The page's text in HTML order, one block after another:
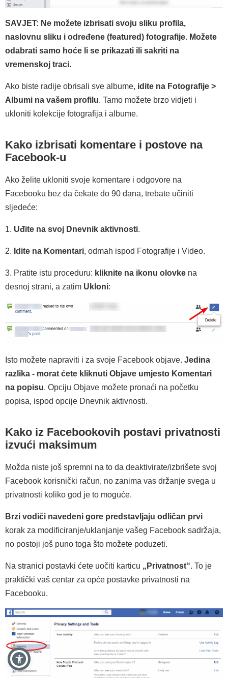
SAVJET: Ne možete izbrisati svoju sliku profila,
naslovnu sliku i određene (featured) fotografije. Možete
odabrati samo hoće li se prikazati ili sakriti na
vremenskoj traci.
Ako biste radije obrisali sve albume, idite na Fotografije >
Albumi na vašem profilu. Tamo možete brzo vidjeti i
ukloniti kolekcije fotografija i albume.
Kako izbrisati komentare i postove na
Facebook-u
Ako želite ukloniti svoje komentare i odgovore na
Facebooku bez da čekate do 90 dana, trebate učiniti
sljedeće:
1. Uđite na svoj Dnevnik aktivnosti.
2. Idite na Komentari, odmah ispod Fotografije i Video.
3. Pratite istu proceduru: kliknite na ikonu olovke na
desnoj strani, a zatim Ukloni:
Isto možete napraviti i za svoje Facebook objave. Jedina
razlika - morat ćete kliknuti Objave umjesto Komentari
na popisu. Opciju Objave možete pronaći na početku
popisa, ispod opcije Dnevnik aktivnosti.
Kako iz Facebookovih postavi privatnosti
izvući maksimum
Možda niste još spremni na to da deaktivirate/izbrišete svoj
Facebook korisnički račun, no zanima vas držanje svega u
privatnosti koliko god je to moguće.
Brzi vodiči navedeni gore predstavljaju odličan prvi
korak za modificiranje/uklanjanje vašeg Facebook sadržaja,
no postoji još puno toga što možete poduzeti.
Na stranici postavki ćete uočiti karticu „Privatnost“. To je
praktički vaš centar za opće postavke privatnosti na
Facebooku.